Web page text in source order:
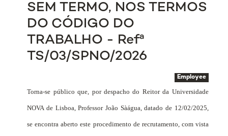
SEM TERMO, NOS TERMOS
DO CÓDIGO DO
TRABALHO - Refª
TS/03/SPNO/2026
Employee
Torna-se público que, por despacho do Reitor da Universidade
NOVA de Lisboa, Professor João Sàágua, datado de 12/02/2025,
se encontra aberto este procedimento de recrutamento, com vista